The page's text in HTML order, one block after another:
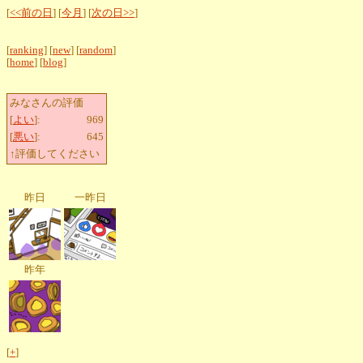
[<<前の日 ] [今月 ] [次の日>>]
[ranking] [new] [random]
[home] [blog]
みなさんの評価
[よい]:
969
[悪い]:
645
↑評価してください
昨日 一昨日
昨年
[+]